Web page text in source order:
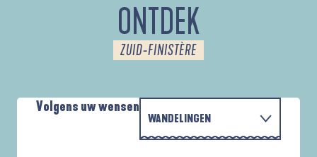
ONTDEK
ZUID-FINISTÈRE
Volgens uw wensen
WANDELINGEN